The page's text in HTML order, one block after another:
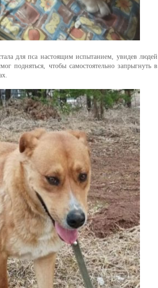
для пса настоящим испытанием, увидев людей
подняться, чтобы самостоятельно запрыгнуть в